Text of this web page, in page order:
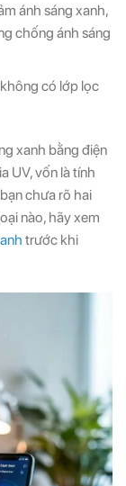
ánh sáng xanh,
chống ánh sáng
có lớp lọc
xanh bằng điện
UV, vốn là tính
chưa rõ hai
nào, hãy xem
trước khi